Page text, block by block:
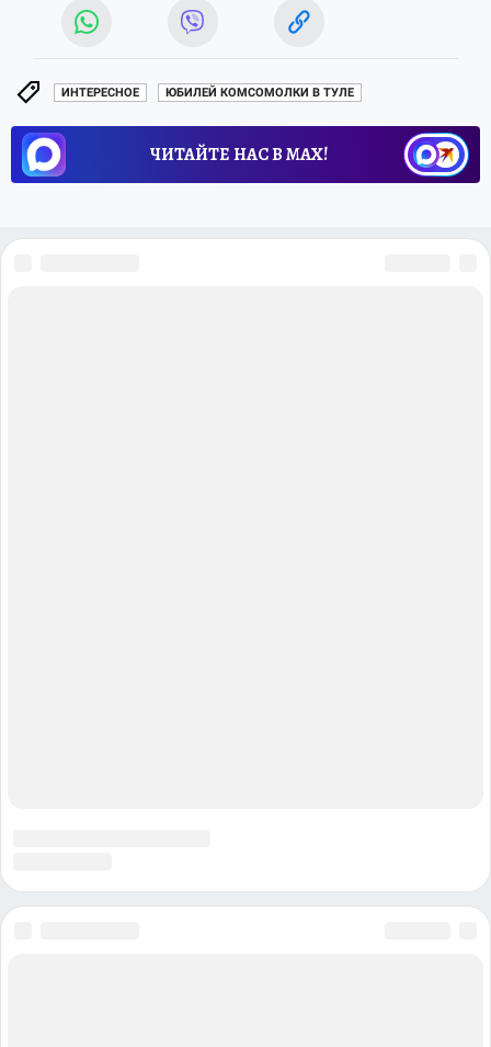
ИНТЕРЕСНОЕ ЮБИЛЕЙ КОМСОМОЛКИ В ТУЛЕ
ЧИТАЙТЕ НАС В МАХ!